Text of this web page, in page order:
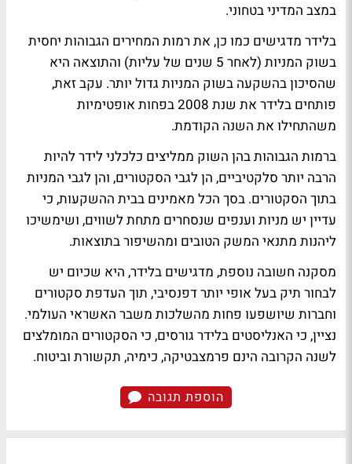
במצב המדיני בטחוני.
בלידר מדגישים כמו כן, את רמות המחירים הגבוהות יחסית
בשוק המניות (לאחר 5 שנים של עליות) והתוצאה היא
שהסיכון בהשקעה בשוק המניות גדול יותר. עקב זאת,
פותחים בלידר את שנת 2008 בפחות אופטימיות
משהתחילו את השנה הקודמת.
ברמות הגבוהות בהן השוק ממליצים כלכלני לידר להיות
הרבה יותר סלקטיביים, הן לגבי הסקטורים, והן לגבי המניות
בתוך הסקטורים. בסך הכל מאמינים בבית ההשקעות, כי
עדיין יש מניות וענפים שנסחרים מתחת לשווים, ושימשיכו
ליהנות מתנאי המשק הטובים ומהשיפור בתוצאות.
מסקנה חשובה נוספת, מדגישים בלידר, היא שכיום יש
לבחור תיק בעל אופי יותר דפנסיבי, תוך העדפת סקטורים
וחברות שיושפעו פחות מהשלכות משבר האשראי העולמי.
נציין, כי האנליסטים בלידר גורסים, כי הסקטורים המומלצים
לשנה הקרובה הינם פרמצבטיקה, כימיה, תקשורת וביטוח.
הוספת תגובה